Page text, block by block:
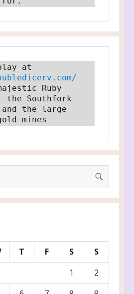
Ruby
the Southfork
the large
mines
T F S
S
1
2